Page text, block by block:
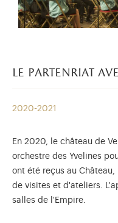
le partenriat
2020-2021
En 2020, le château de
orchestre des Yvelines
ont été reçus au
de visites et d'ateliers.
salles de l'Empire.